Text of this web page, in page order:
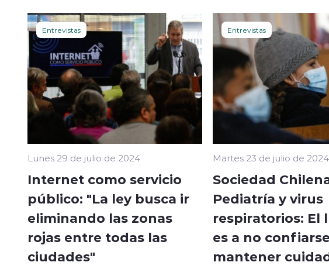
Entrevistas
Lunes 29 de julio de 2024
Internet como servicio
público: "La ley busca ir
eliminando las zonas
rojas entre todas las
ciudades"
Entrevistas
Martes 23 de julio de 2024
Sociedad
Pediatría y virus
respiratorios: El
es a no
mantener